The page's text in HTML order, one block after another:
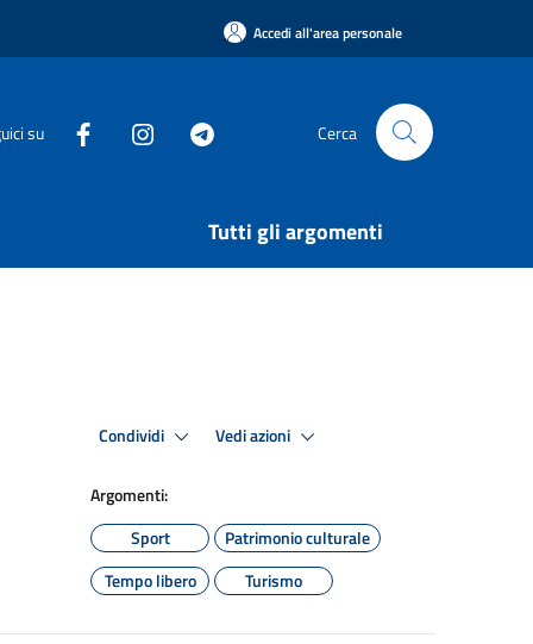
Accedi all'area personale
su Cerca
Tutti gli argomenti
Condividi Vedi azioni
Argomenti:
Sport
Patrimonio culturale
Tempo libero
Turismo